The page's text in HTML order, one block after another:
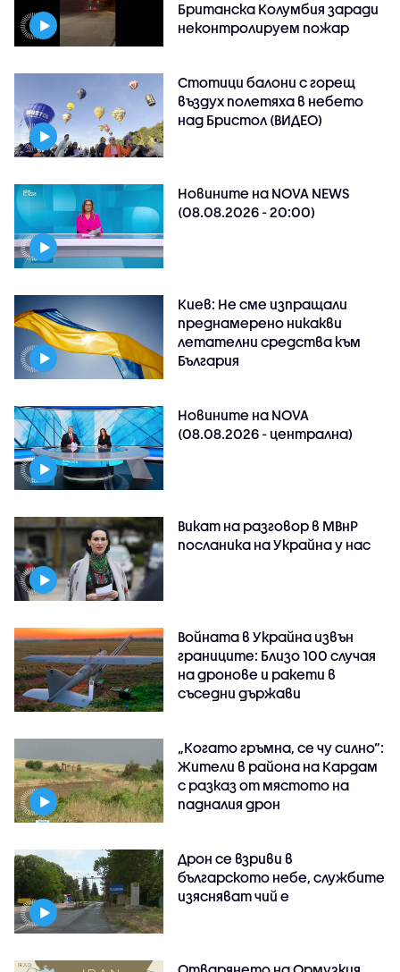
Британска Колумбия заради
неконтролируем пожар
Стотици балони с горещ
въздух полетяха в небето
над Бристол (ВИДЕО)
Новините на NOVA NEWS
(08.08.2026 - 20:00)
Киев: Не сме изпращали
преднамерено никакви
летателни средства към
България
Новините на NOVA
(08.08.2026 - централна)
Викат на разговор в МВнР
посланика на Украйна у нас
Войната в Украйна извън
границите: Близо 100 случая
на дронове и ракети в
съседни държави
„Когато гръмна, се чу силно“:
Жители в района на Кардам
с разказ от мястото на
падналия дрон
Дрон се взриви в
българското небе, службите
изясняват чий е